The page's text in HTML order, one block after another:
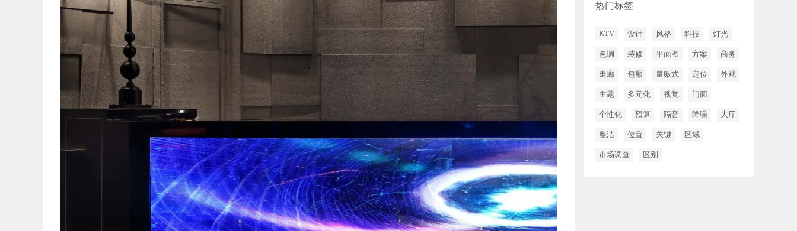
热门标签
KTV 设计 风格 科技 灯光
色调 装修 平面图 方案 商务
走廊 包厢 量贩式 定位 外观
主题 多元化 视觉 门面
个性化 预算 隔音 降噪 大厅
整洁 位置 关键 区域
市场调查 区别